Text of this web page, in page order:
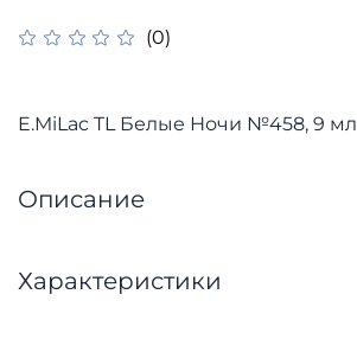
(0)
E.MiLac TL Белые Ночи №458, 9 мл
Описание
Характеристики